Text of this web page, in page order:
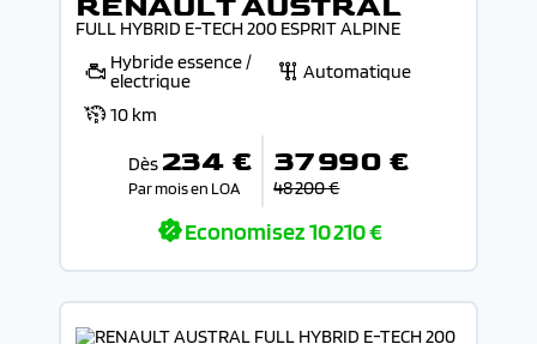
FULL HYBRID E-TECH 200 ESPRIT ALPINE
Hybride essence /
electrique
Automatique
10 km
Dès 234 €
Par mois en LOA
37 990 €
48 200 €
Economisez10 210 €